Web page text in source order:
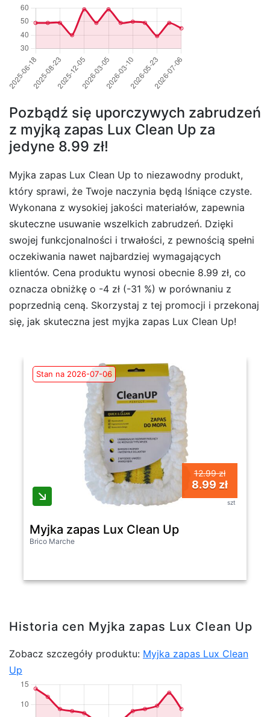
Pozbądź się uporczywych zabrudzeń
z myjką zapas Lux Clean Up za
jedyne 8.99 zł!
Myjka zapas Lux Clean Up to niezawodny produkt,
który sprawi, że Twoje naczynia będą lśniące czyste.
Wykonana z wysokiej jakości materiałów, zapewnia
skuteczne usuwanie wszelkich zabrudzeń. Dzięki
swojej funkcjonalności i trwałości, z pewnością spełni
oczekiwania nawet najbardziej wymagających
klientów. Cena produktu wynosi obecnie 8.99 zł, co
oznacza obniżkę o -4 zł (-31 %) w porównaniu z
poprzednią ceną. Skorzystaj z tej promocji i przekonaj
się, jak skuteczna jest myjka zapas Lux Clean Up!
Stan na 2026-07-06
12.99 zł
8.99 zł
szt
Myjka zapas Lux Clean Up
Brico Marche
Historia cen Myjka zapas Lux Clean Up
Zobacz szczegóły produktu: Myjka zapas Lux Clean
Up